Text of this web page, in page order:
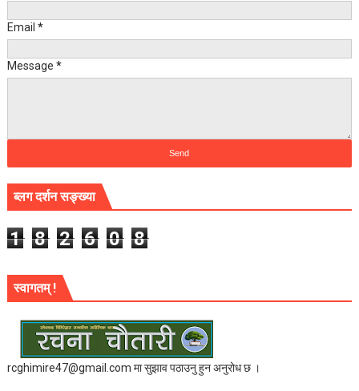
Email *
Message *
ब्लग दर्शन सङ्ख्या
1 8 2 6 0 8
स्वागतम् !
rcghimire47@gmail.com मा सुझाव पठाउनु हुन अनुरोध छ ।